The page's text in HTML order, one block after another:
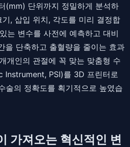
(mm) 단위까지 정밀하게 분석하
, 삽입 위치, 각도를 미리 결정합
는 변수를 사전에 예측하고 대비
을 단축하고 출혈량을 줄이는 효과
개인의 관절에 꼭 맞는 맞춤형 수
PSI)를 3D 프린터로
술의 정확도를 획기적으로 높였습
가져오는 혁신적인 변